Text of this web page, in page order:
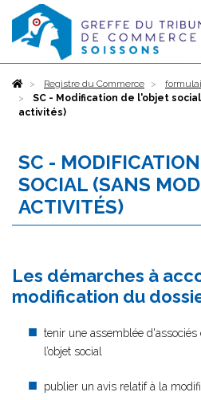
AccueilRegistre du Commerce
SC - Modification de l'objet
activités)
SC -
SOCIAL (SANS
ACTIVITÉS)
Les démarches à
modification du
tenir une assemblée
l’objet social
publier un avis relatif à la